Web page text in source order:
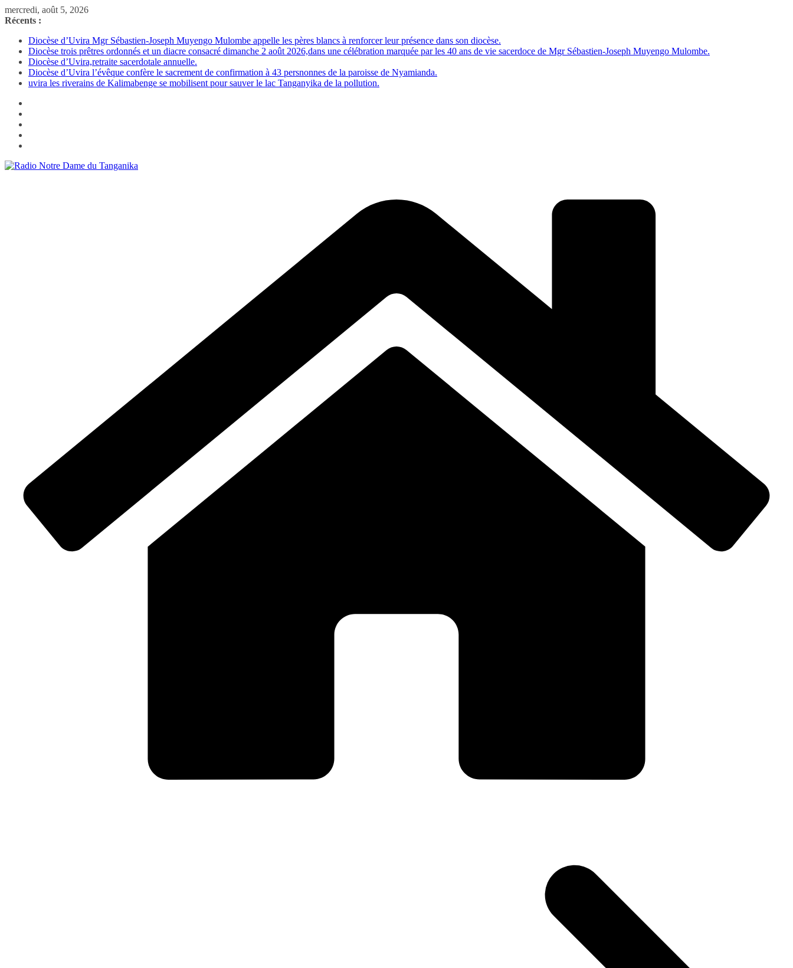
Passer
au
mercredi, août 5, 2026
Récents :
Diocèse d’Uvira Mgr Sébastien-Joseph Muyengo Mulombe appelle les pères blancs à renforcer leur présence dans son diocèse.
Diocèse trois prêtres ordonnés et un diacre consacré dimanche 2 août 2026,dans une célébration marquée par les 40 ans de vie sacerdoce de Mgr Sébastien-Joseph Muyengo Mulombe.
Diocèse d’Uvira,retraite sacerdotale annuelle.
Diocèse d’Uvira l’évêque confère le sacrement de confirmation à 43 persnonnes de la paroisse de Nyamianda.
uvira les riverains de Kalimabenge se mobilisent pour sauver le lac Tanganyika de la pollution.